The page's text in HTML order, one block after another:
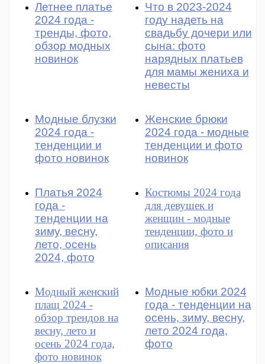
Летнее платье
2024 года -
тренды, фото,
обзор модных
новинок
Что в 2023-2024
году надеть на
свадьбу дочери или
сына: фото
нарядных платьев
для мамы жениха и
невесты
Модные блузки
2024 года -
тенденции и
фото новинок
Женские брюки
2024 года - модные
тенденции и фото
новинок
Платья 2024
года -
тенденции на
зиму, весну,
лето, осень
2024, фото
Костюмы 2024 года
для девушек и
женщин - модные
тенденции, фото и
описания
Модный женский
плащ 2024 -
обзор трендов на
весну, лето и
осень 2024 года,
фото новинок
Модные юбки 2024
года - тенденции на
осень, зиму, весну,
лето 2024 года,
фото